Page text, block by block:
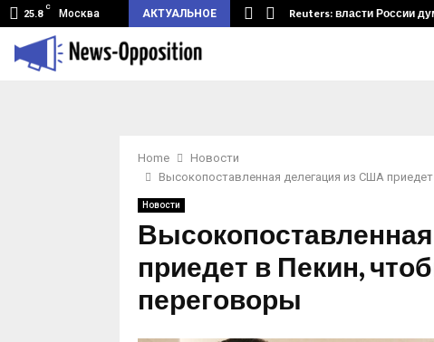
25.8
C
Москва АКТУАЛЬНОЕ
туннель из Беларуси.… Reuters: власти России
Home
Новости
Высокопоставленная делегация из США
Новости
приедет в Пекин,
переговоры